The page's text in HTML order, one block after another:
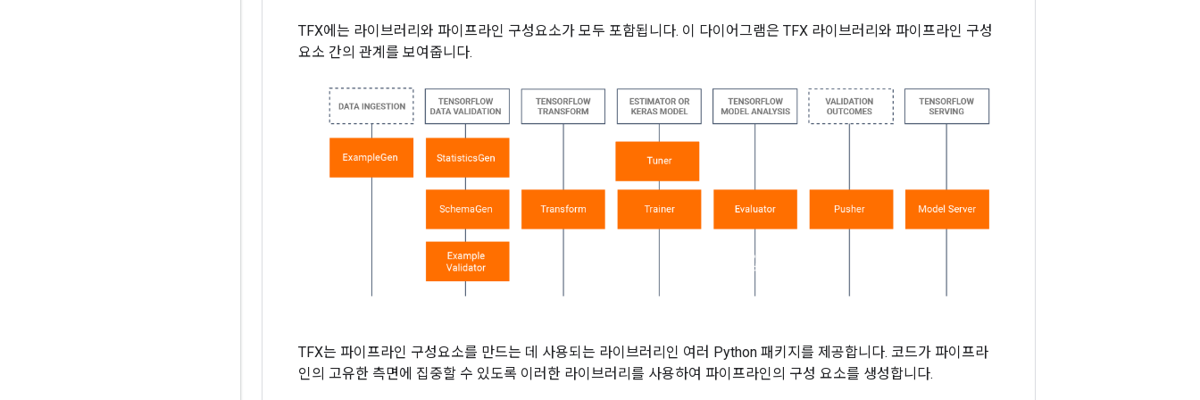
TFX에는 라이브러리와 파이프라인 구성요소가 모두 포함됩니다. 이 다이어그램은 TFX 라이브러리와 파이프라인 구성
요소 간의 관계를 보여줍니다.
TFX는 파이프라인 구성요소를 만드는 데 사용되는 라이브러리인 여러 Python 패키지를 제공합니다. 코드가 파이프라
인의 고유한 측면에 집중할 수 있도록 이러한 라이브러리를 사용하여 파이프라인의 구성 요소를 생성합니다.